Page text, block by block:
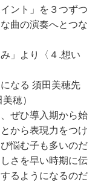
ント」を３つずつ
曲の演奏へとつな
」より〈４.想い
なる 須田美穂先
穂）
ぜひ導入期から始
から表現力をつけ
悩む子も多いのだ
さを早い時期に伝
るようになるのだ